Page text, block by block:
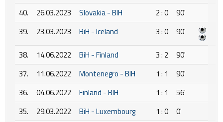
40.
26.03.2023 Slovakia - BIH 2 : 0
90'
39.
23.03.2023 BiH - Iceland 3 : 0 90'
38. 14.06.2022 BiH - Finland 3 : 2
90'
37.
11.06.2022 Montenegro - BIH 1 : 1
90'
36.
04.06.2022 Finland - BIH 1 : 1
56'
35.
29.03.2022 BiH - Luxembourg 1 : 0
0'